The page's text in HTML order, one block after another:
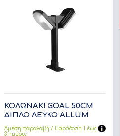
ΚΟΛΩΝΑΚΙ GOAL 50CM
ΔΙΠΛΟ ΛΕΥΚΟ ALLUM
Άμεση παραλαβή / Παράδoση 1 έως
3 ημέρες